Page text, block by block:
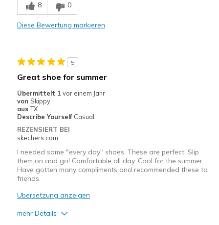
Comfortable
Travel
Width
Feels too wide
Sizing
View On Shoes
Shoes are for Wearing
8 0
Diese Bewertung markieren
5
Great shoe for summer
Übermittelt 1 vor einem Jahr
von Skippy
aus TX
Describe Yourself Casual
REZENSIERT BEI
skechers.com
I needed some "every day" shoes. These are perfect. Slip
them on and go! Comfortable all day. Cool for the summer.
Have gotten many compliments and recommended these to
friends.
Übersetzung anzeigen
mehr Details